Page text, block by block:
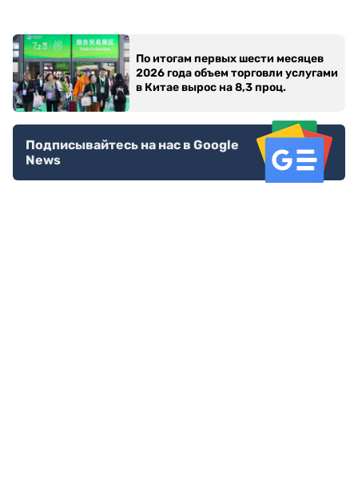
По итогам первых шести месяцев
2026 года объем торговли услугами
в Китае вырос на 8,3 проц.
Подписывайтесь на нас в Google
News